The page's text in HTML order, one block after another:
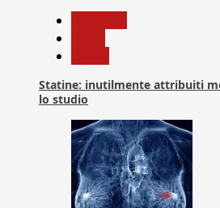
Statine: inutilmente attribuiti
lo studio